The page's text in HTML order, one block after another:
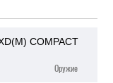
COMPACT
Оружие